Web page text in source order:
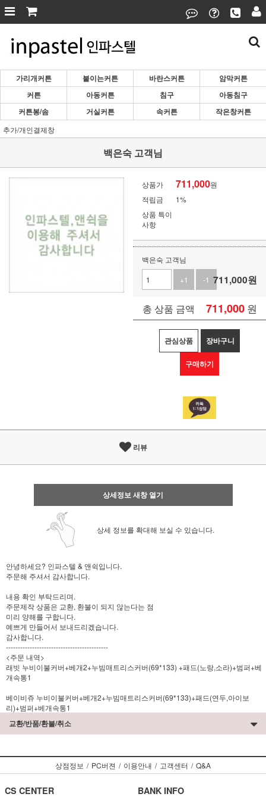
가리개커튼 붙이는커튼 바란스커튼
암막커튼
커튼
아동커튼 침구
아동침구
커튼봉/솜
거실커튼 속커튼 작은창커튼
추가/개인결제창
백은숙 고객님
상품가 711,000원
적립금
1%
상품 특이
사항
백은숙 고객님
+1
-1 711,000원
총 상품 금액 711,000 원
관심상품 장바구니
구매하기
리뷰
상세정보 새창 열기
상세 정보를 확대해 보실 수 있습니다.
안녕하세요? 인파스텔 & 앤쉭입니다.
주문해 주셔서 감사합니다.
내용 확인 부탁드리며.
주문제작 상품은 교환, 환불이 되지 않는다는 점
미리 양해를 구합니다.
예쁘게 만들어서 보내드리겠습니다.
감사합니다.
-------------------------------------------
<주문 내역>
래빗 누비이불커버+베개2+누빔매트리스커버(69*133) +패드(노랑,소라)+범퍼+베
개속통1
베이비쥬 누비이불커버+베개2+누빔매트리스커버(69*133)+패드(연두,아이보
리)+범퍼+베개속통1
교환/반품/환불/취소
상점정보 / PC버젼 / 이용안내 / 고객센터 / Q&A
CS CENTER
BANK INFO